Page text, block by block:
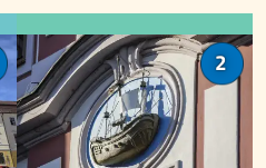
2
Hauszeichen
Im mittelalterlichen
Písek wurden
Häuser durch